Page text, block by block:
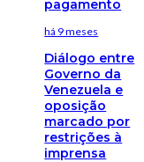
pagamento
há 9 meses
Diálogo entre
Governo da
Venezuela e
oposição
marcado por
restrições à
imprensa